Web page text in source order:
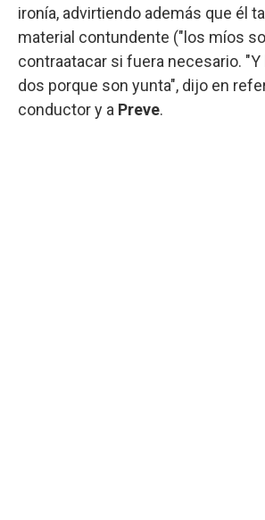
ironía, advirtiendo además que él
material contundente ("los míos
contraatacar si fuera necesario. "Y
dos porque son yunta", dijo en
conductor y a Preve.